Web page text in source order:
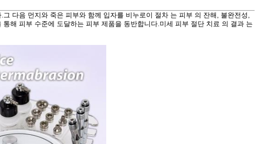
다음 먼지와 죽은 피부와 함께 입자를 비누로이 절차 는 피부 의 잔해, 불완전성,
해 피부 수준에 도달하는 피부 제품을 동반합니다.미세 피부 절단 치료 의 결과 는